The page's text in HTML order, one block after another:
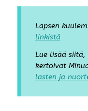
Lapsen
linkistä
Lue lisää
kertoivat
lasten ja